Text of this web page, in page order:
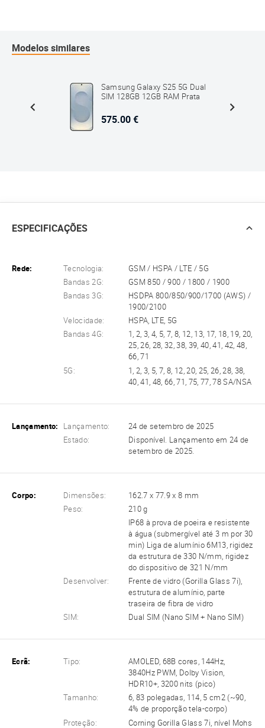
Modelos similares
Samsung Galaxy S25 5G Dual
SIM 128GB 12GB RAM Prata
575.00 €
ESPECIFICAÇÕES
Rede: Tecnologia:
GSM / HSPA / LTE / 5G
Bandas 2G:
GSM 850 / 900 / 1800 / 1900
Bandas 3G:
HSDPA 800/850/900/1700 (AWS) /
1900/2100
Velocidade:
HSPA, LTE, 5G
Bandas 4G:
1, 2, 3, 4, 5, 7, 8, 12, 13, 17, 18, 19, 20,
25, 26, 28, 32, 38, 39, 40, 41, 42, 48,
66, 71
5G:
1, 2, 3, 5, 7, 8, 12, 20, 25, 26, 28, 38,
40, 41, 48, 66, 71, 75, 77, 78 SA/NSA
Lançamento: Lançamento:
24 de setembro de 2025
Estado:
Disponível. Lançamento em 24 de
setembro de 2025.
Corpo: Dimensões:
162.7 x 77.9 x 8 mm
Peso:
210 g
IP68 à prova de poeira e resistente
à água (submergível até 3 m por 30
min) Liga de alumínio 6M13, rigidez
da estrutura de 330 N/mm, rigidez
do dispositivo de 321 N/mm
Desenvolver:
Frente de vidro (Gorilla Glass 7i),
estrutura de alumínio, parte
traseira de fibra de vidro
SIM:
Dual SIM (Nano SIM + Nano SIM)
Ecrã: Tipo:
AMOLED, 68B cores, 144Hz,
3840Hz PWM, Dolby Vision,
HDR10+, 3200 nits (pico)
Tamanho:
6, 83 polegadas, 114, 5 cm2 (~90,
4% de proporção tela-corpo)
Proteção:
Corning Gorilla Glass 7i, nível Mohs